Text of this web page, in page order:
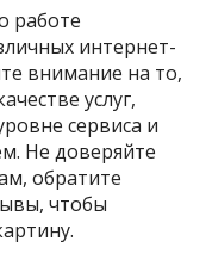
работе
интернет-
внимание на то,
услуг,
сервиса и
Не доверяйте
обратите
чтобы